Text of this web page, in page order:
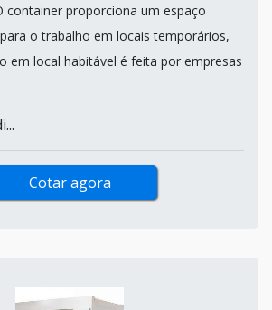
container proporciona um espaço
o trabalho em locais temporários,
em local habitável é feita por empresas
Cotar agora